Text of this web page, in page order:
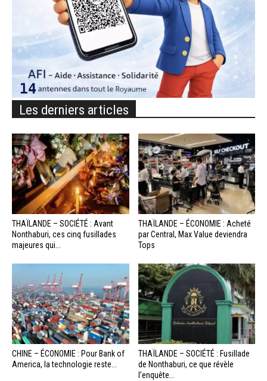
Les derniers articles
THAÏLANDE – SOCIÉTÉ : Avant
Nonthaburi, ces cinq fusillades
majeures qui...
THAÏLANDE – ÉCONOMIE : Acheté
par Central, Max Value deviendra
Tops
CHINE – ÉCONOMIE : Pour Bank of
America, la technologie reste...
THAÏLANDE – SOCIÉTÉ : Fusillade
de Nonthaburi, ce que révèle
l’enquête...